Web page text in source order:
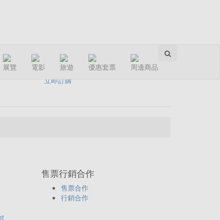
展覽 電影 旅遊 優惠套票 周邊商品
分享：
立即訂購
售票行銷合作
售票合作
行銷合作